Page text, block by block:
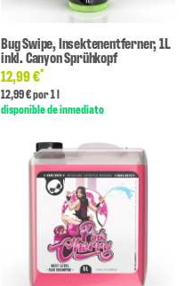
Bug Swipe, Insektenentferner, 1L
inkl. Canyon Sprühkopf
12,99 €*
12,99 € por 1 l
disponible de inmediato